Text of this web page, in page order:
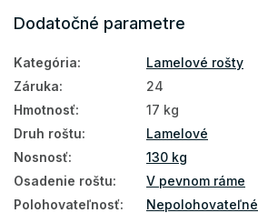
Dodatočné parametre
Kategória:
Lamelové rošty
Záruka:
24
Hmotnosť:
17 kg
Druh roštu:
Lamelové
Nosnosť:
130 kg
Osadenie roštu:
V pevnom ráme
Polohovateľnosť:
Nepolohovateľné